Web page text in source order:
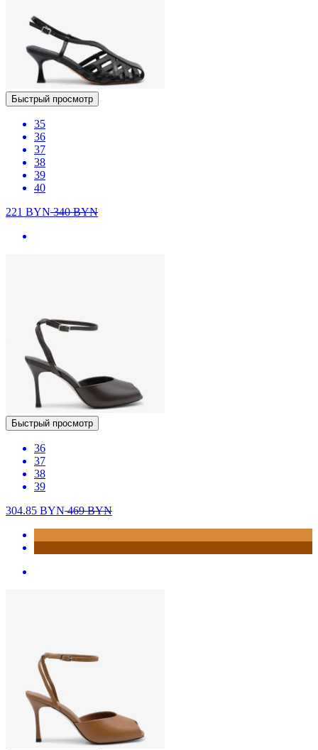
Быстрый просмотр
35
36
37
38
39
40
221 BYN340BYN
Быстрый просмотр
36
37
38
39
304.85 BYN469BYN